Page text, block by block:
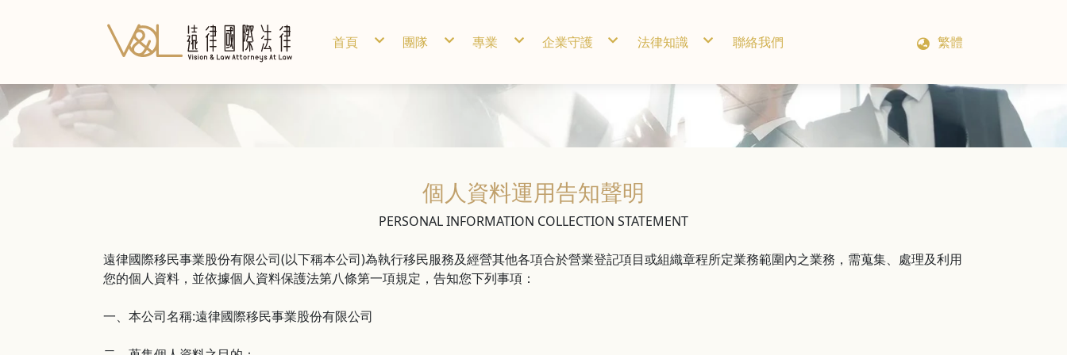
繁體
首頁 團隊
賴遠青
專業
不動產、營建、工程
企業守護 法律知識 聯絡我們
個人資料運用告知聲明
PERSONAL INFORMATION COLLECTION STATEMENT
遠律國際移民事業股份有限公司(以下稱本公司)為執行移民服務及經營其他各項合於營業登記項目或組織章程所定業務範圍內之業務，需蒐集、處理及利用
您的個人資料，並依據個人資料保護法第八條第一項規定，告知您下列事項：
一、本公司名稱:遠律國際移民事業股份有限公司